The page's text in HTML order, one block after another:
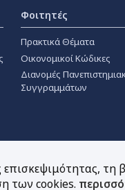
Φοιτητές
Πρακτικά Θέματα
Οικονομικοί Κώδικες
Διανομές
Συγγραμμάτων
τη
των cookies.